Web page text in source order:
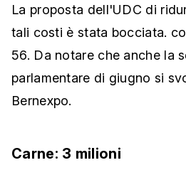
La proposta dell'UDC di
tali costi è stata bocciata.
56. Da notare che anche la
parlamentare di giugno si
Bernexpo.
Carne: 3 milioni